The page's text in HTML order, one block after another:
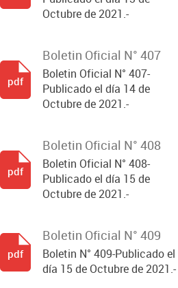
Octubre de 2021.-
Boletin Oficial N° 407
Boletin Oficial N° 407-
Publicado el día 14 de
Octubre de 2021.-
pdf
Boletin Oficial N° 408
Boletin Oficial N° 408-
Publicado el día 15 de
Octubre de 2021.-
pdf
Boletin Oficial N° 409
Boletin N° 409-Publicado el
día 15 de Octubre de 2021.-
pdf